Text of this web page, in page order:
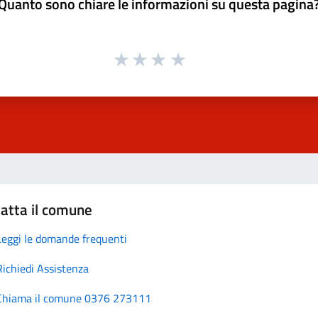
il comune
le domande frequenti
Assistenza
il comune 0376 273111